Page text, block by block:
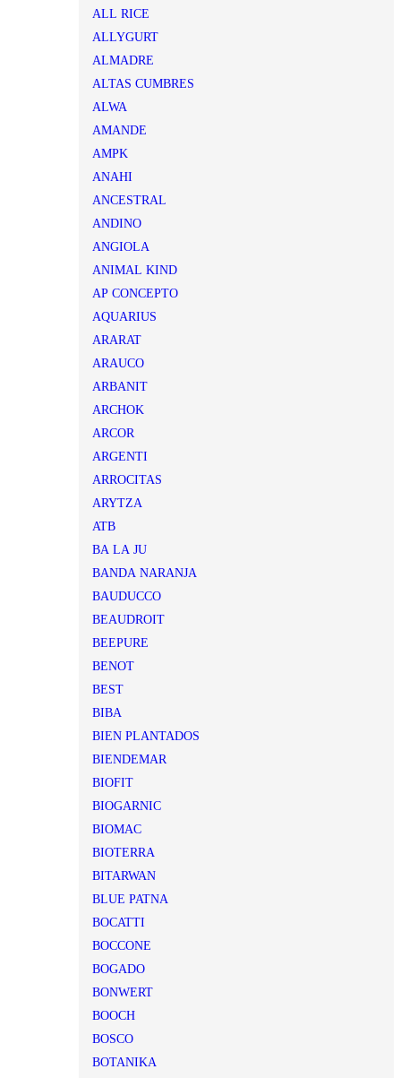
ALL RICE
ALLYGURT
ALMADRE
ALTAS CUMBRES
ALWA
AMANDE
AMPK
ANAHI
ANCESTRAL
ANDINO
ANGIOLA
ANIMAL KIND
AP CONCEPTO
AQUARIUS
ARARAT
ARAUCO
ARBANIT
ARCHOK
ARCOR
ARGENTI
ARROCITAS
ARYTZA
ATB
BA LA JU
BANDA NARANJA
BAUDUCCO
BEAUDROIT
BEEPURE
BENOT
BEST
BIBA
BIEN PLANTADOS
BIENDEMAR
BIOFIT
BIOGARNIC
BIOMAC
BIOTERRA
BITARWAN
BLUE PATNA
BOCATTI
BOCCONE
BOGADO
BONWERT
BOOCH
BOSCO
BOTANIKA